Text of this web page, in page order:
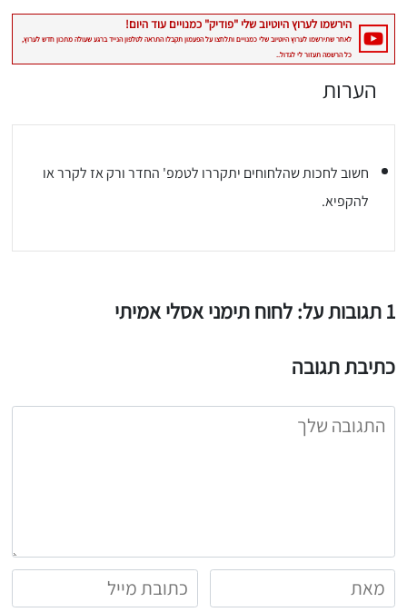
הערות
חשוב לחכות שהלחוחים יתקררו לטמפ' החדר ורק אז לקרר או
להקפיא.
1 תגובות על: לחוח תימני אסלי אמיתי
כתיבת תגובה